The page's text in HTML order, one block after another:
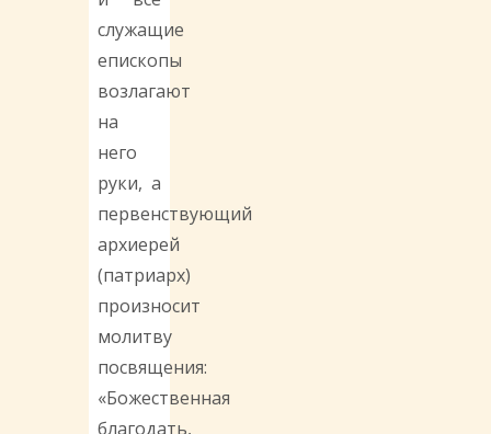
служащие
епископы
возлагают
на
него
руки, а
первенствующий
архиерей
(патриарх)
произносит
молитву
посвящения:
«Божественная
благодать,